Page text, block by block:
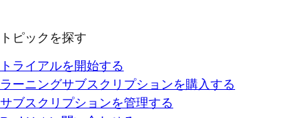
トピックを探す
トライアルを開始する
ラーニングサブスクリプションを購入する
サブスクリプションを管理する